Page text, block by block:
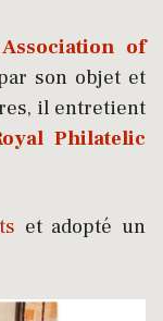
of
son objet et
il entretient
Philatelic
et adopté un